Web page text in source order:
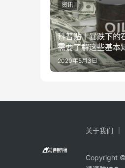
科普贴丨暴跌下的
需要了解这些基本
2020年5月3日
资讯
关于我们
Copyright ©